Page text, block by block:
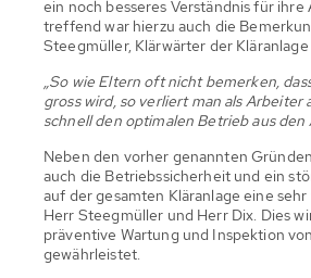
ein noch besseres Verständnis für ihre
treffend war hierzu auch die
Steegmüller, Klärwärter der Kläranlage
„So wie Eltern oft nicht bemerken,
gross wird, so verliert man als Arbeiter
schnell den optimalen Betrieb aus den
Neben den vorher genannten
auch die Betriebssicherheit und ein
auf der gesamten Kläranlage eine
Herr Steegmüller und Herr Dix. Dies
präventive Wartung und Inspektion
gewährleistet.